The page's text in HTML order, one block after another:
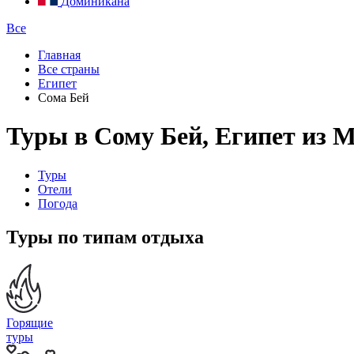
Все
Главная
Все страны
Египет
Сома Бей
Туры в Сому Бей, Египет из
Туры
Отели
Погода
Туры по типам отдыха
Горящие
туры